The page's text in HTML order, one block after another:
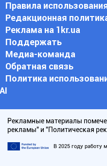
Правила
Редакционная
Реклама на 1kr.ua
Поддержать
Медиа-команда
Обратная связь
Политика
АI
Рекламные материалы
рекламы" и "Политическая
В 2025 году работу